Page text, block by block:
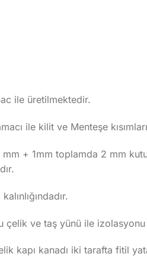
ile üretilmektedir.
ile kilit ve Menteşe
+ 1mm toplamda 2 mm
çelik ve taş yünü ile izolasyonu
kapı kanadı iki tarafta fitil